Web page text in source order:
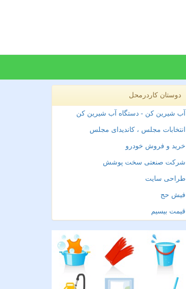
دوستان کاردرمحل
آب شیرین کن - دستگاه آب شیرین کن
انتخابات مجلس ، کاندیدای مجلس
خرید و فروش خودرو
شرکت صنعتی سخت پوشش
طراحی سایت
فیش حج
قیمت بیسیم